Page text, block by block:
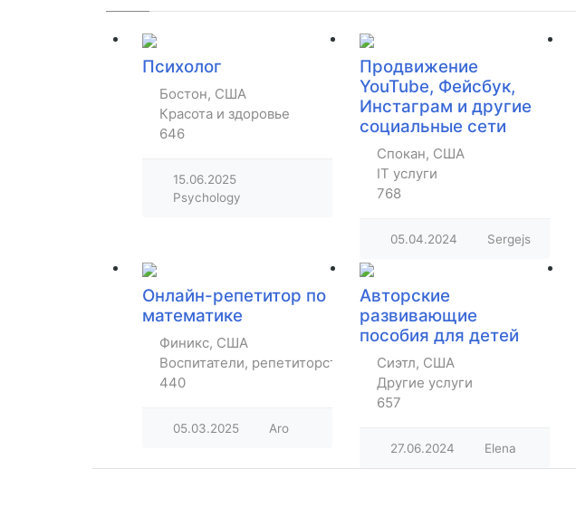
Психолог
Бостон, США
Красота и здоровье
646
15.06.2025
Psychology
Продвижение
YouTube, Фейсбук,
Инстаграм и другие
социальные сети
Спокан, США
IT услуги
768
05.04.2024 Sergejs
Онлайн-репетитор по
математике
Финикс, США
Воспитатели, репетиторство, уроки
440
05.03.2025 Aro
Авторские
развивающие
пособия для детей
Сиэтл, США
Другие услуги
657
27.06.2024 Elena